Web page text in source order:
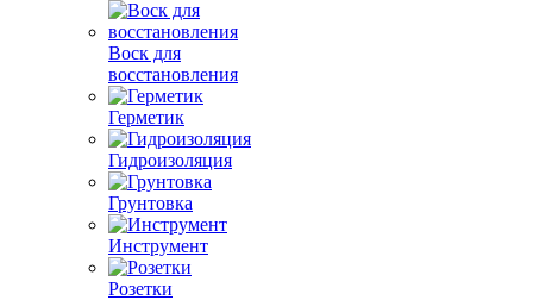
Воск для
восстановления
Герметик
Гидроизоляция
Грунтовка
Инструмент
Розетки